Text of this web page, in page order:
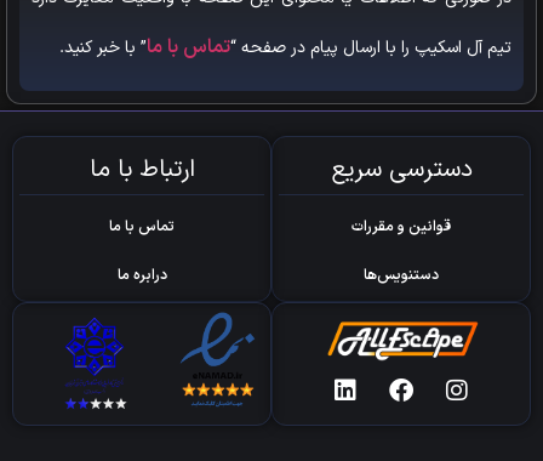
تیم آل اسکیپ را با ارسال پیام در صفحه “تماس با ما” با خبر کنید.
دسترسی سریع
قوانین و مقررات
دستنویس‌ها
ارتباط با ما
تماس با ما
درابره ما